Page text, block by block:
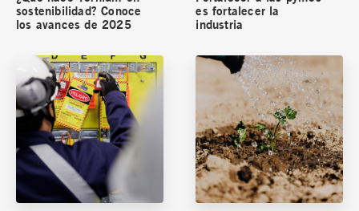
sostenibilidad? Conoce
los avances de 2025
es fortalecer la
industria